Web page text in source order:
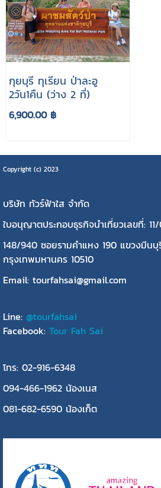
กุยบุรี ทุเรียน ป่าละอู
2วัน1คืน (ว่าง 2 ที่)
6,900.00 ฿
Copyright (c) 2023
บริษัท ทัวร์ฟ้าใส จำกัด
ใบอนุญาตประกอบธุรกิจนำเที่ยวเลขที่:
148/940 ซอยรามคำแหง 190 แขวงมีน
กรุงเทพมหานคร 10510
Email: tourfahsai@gmail.com
Line: @tourfahsai
Facebook: Tour Fah Sai
โทร: 02-916-6348
094-466-1962 น้องเนส
081-682-6590 น้องเก็ต